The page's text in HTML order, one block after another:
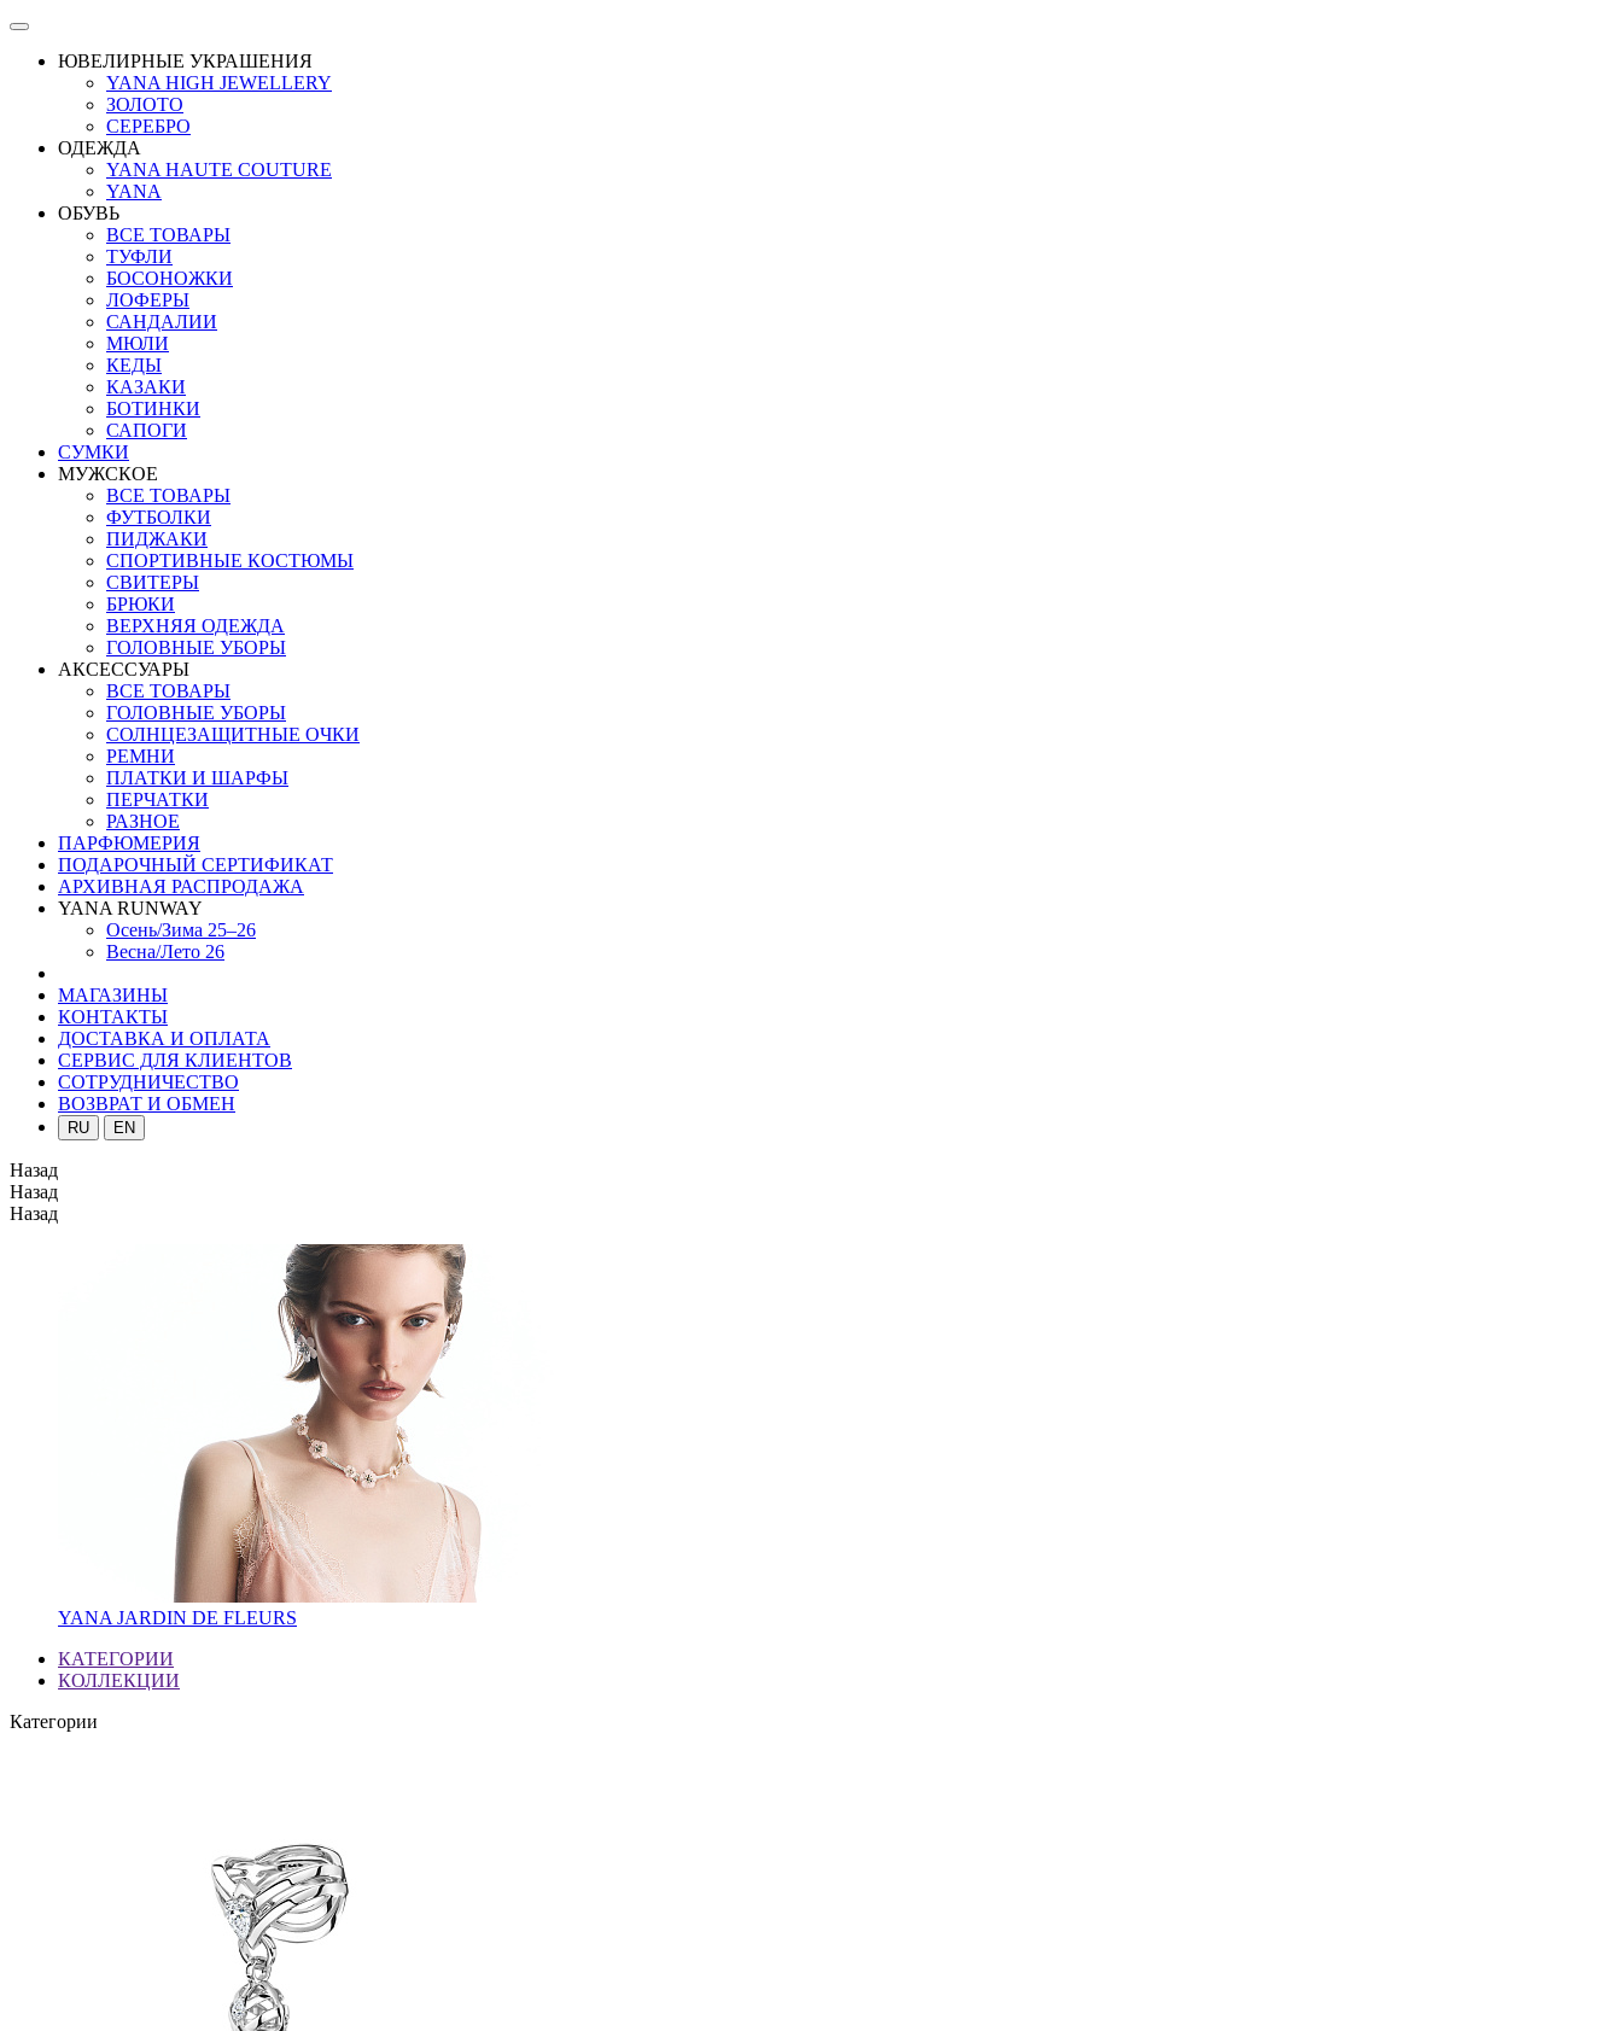
ЮВЕЛИРНЫЕ УКРАШЕНИЯ
YANA HIGH JEWELLERY
ЗОЛОТО
СЕРЕБРО
ОДЕЖДА
YANA HAUTE COUTURE
YANA
ОБУВЬ
ВСЕ ТОВАРЫ
ТУФЛИ
БОСОНОЖКИ
ЛОФЕРЫ
САНДАЛИИ
МЮЛИ
КЕДЫ
КАЗАКИ
БОТИНКИ
САПОГИ
СУМКИ
МУЖСКОЕ
ВСЕ ТОВАРЫ
ФУТБОЛКИ
ПИДЖАКИ
СПОРТИВНЫЕ КОСТЮМЫ
СВИТЕРЫ
БРЮКИ
ВЕРХНЯЯ ОДЕЖДА
ГОЛОВНЫЕ УБОРЫ
АКСЕССУАРЫ
ВСЕ ТОВАРЫ
ГОЛОВНЫЕ УБОРЫ
СОЛНЦЕЗАЩИТНЫЕ ОЧКИ
РЕМНИ
ПЛАТКИ И ШАРФЫ
ПЕРЧАТКИ
РАЗНОЕ
ПАРФЮМЕРИЯ
ПОДАРОЧНЫЙ СЕРТИФИКАТ
АРХИВНАЯ РАСПРОДАЖА
YANA RUNWAY
Осень/Зима 25–26
Весна/Лето 26
МАГАЗИНЫ
КОНТАКТЫ
ДОСТАВКА И ОПЛАТА
СЕРВИС ДЛЯ КЛИЕНТОВ
СОТРУДНИЧЕСТВО
ВОЗВРАТ И ОБМЕН
RU EN
Назад
Назад
Назад
YANA JARDIN DE FLEURS
КАТЕГОРИИ
КОЛЛЕКЦИИ
Категории